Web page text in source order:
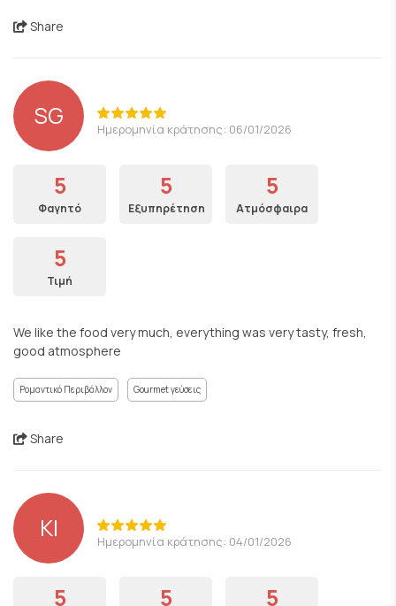
Share
SG Ημερομηνία κράτησης: 06/01/2026
5
Φαγητό
5
Εξυπηρέτηση
5
Ατμόσφαιρα
5
Τιμή
We like the food very much, everything was very tasty, fresh,
good atmosphere
Ρομαντικό Περιβάλλον Gourmet γεύσεις
Share
ΚΙ Ημερομηνία κράτησης: 04/01/2026
5 5 5